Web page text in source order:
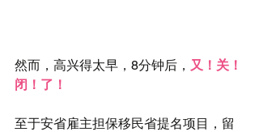
然而，高兴得太早，8分钟后， 又！关！
闭！了！
至于安省雇主担保移民省提名项目，留